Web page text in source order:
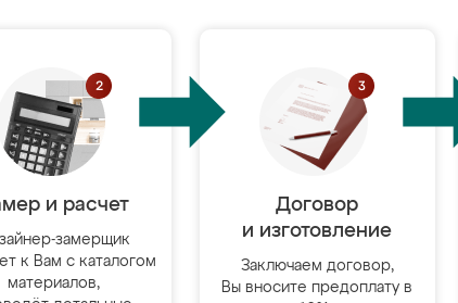
и расчет
замерщик
к Вам с каталогом
материалов,
Договор
и изготовление
Заключаем договор,
Вы вносите предоплату в